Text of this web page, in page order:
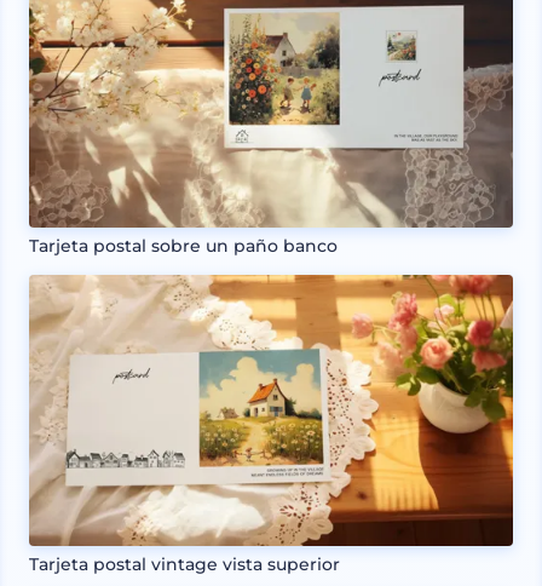
Tarjeta postal sobre un paño banco
Tarjeta postal vintage vista superior